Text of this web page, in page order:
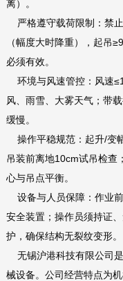
离）。
严格遵守载荷限制‌：‌禁
（幅度大时降重），起吊
必须有效。
环境与风速管控‌：‌风速
风、雨雪、大雾天气；带
缓慢。
操作平稳规范‌：起升/变
吊装前离地10cm试吊检查
心与吊点平衡。
设备与人员保障‌：作业
安全装置；操作员须持证
护，确保结构无裂纹变形。‌‌
无锡沪港科技有限公司
械设备。公司经营特点为